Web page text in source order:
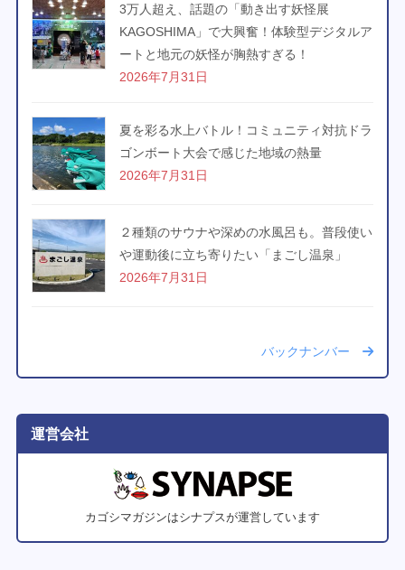
3万人超え、話題の「動き出す妖怪展
KAGOSHIMA」で大興奮！体験型デジタルア
ートと地元の妖怪が胸熱すぎる！
2026年7月31日
夏を彩る水上バトル！コミュニティ対抗ドラ
ゴンボート大会で感じた地域の熱量
2026年7月31日
２種類のサウナや深めの水風呂も。普段使い
や運動後に立ち寄りたい「まごし温泉」
2026年7月31日
バックナンバー
運営会社
カゴシマガジンはシナプスが運営しています